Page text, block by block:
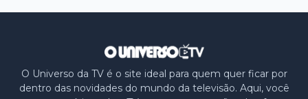
O Universo da TV é o site ideal para quem quer ficar por
dentro das novidades do mundo da televisão. Aqui, você